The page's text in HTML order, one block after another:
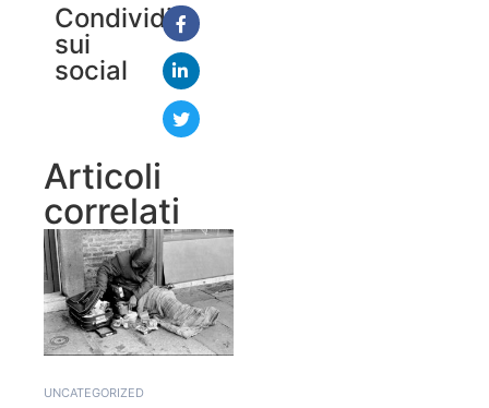
Condividi
sui
social
Articoli
correlati
UNCATEGORIZED